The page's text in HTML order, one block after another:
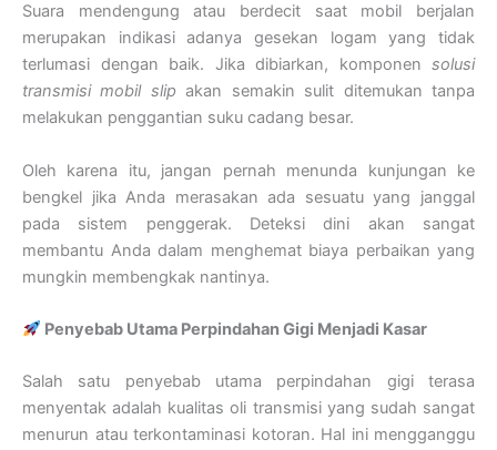
Suara mendengung atau berdecit saat mobil berjalan
merupakan indikasi adanya gesekan logam yang tidak
terlumasi dengan baik. Jika dibiarkan, komponen solusi
transmisi mobil slip akan semakin sulit ditemukan tanpa
melakukan penggantian suku cadang besar.
Oleh karena itu, jangan pernah menunda kunjungan ke
bengkel jika Anda merasakan ada sesuatu yang janggal
pada sistem penggerak. Deteksi dini akan sangat
membantu Anda dalam menghemat biaya perbaikan yang
mungkin membengkak nantinya.
Penyebab Utama Perpindahan Gigi Menjadi Kasar
Salah satu penyebab utama perpindahan gigi terasa
menyentak adalah kualitas oli transmisi yang sudah sangat
menurun atau terkontaminasi kotoran. Hal ini mengganggu